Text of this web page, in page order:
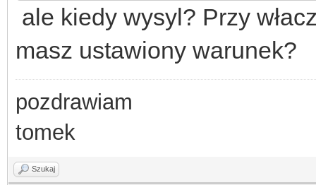
ale kiedy wysyl? Przy
masz ustawiony warunek?
pozdrawiam
tomek
Szukaj